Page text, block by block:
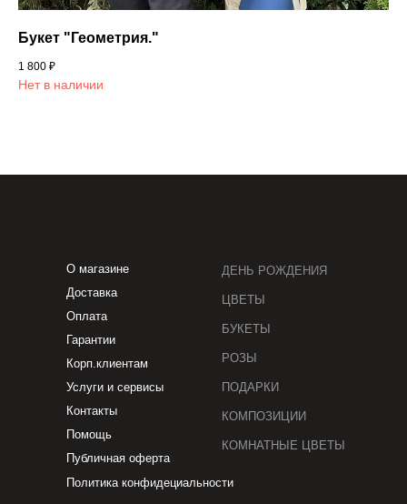
Букет "Геометрия."
1 800 ₽
Нет в наличии
О магазине
Оплата
Доставка
Гарантии
Корп.клиентам
Услуги и сервисы
Контакты
Помощь
Публичная оферта
Политика конфидециальности
ДЕНЬ РОЖДЕНИЯ
ЦВЕТЫ
БУКЕТЫ
РОЗЫ
ПОДАРКИ
КОМПОЗИЦИИ
КОМНАТНЫЕ ЦВЕТЫ